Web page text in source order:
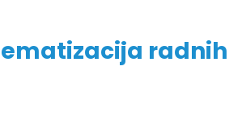
radnih